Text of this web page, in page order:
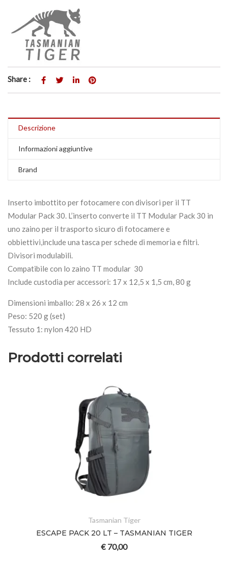
Share :
Descrizione
Informazioni aggiuntive
Brand
Inserto imbottito per fotocamere con divisori per il TT
Modular Pack 30. L’inserto converte il TT Modular Pack 30 in
uno zaino per il trasporto sicuro di fotocamere e
obbiettivi,include una tasca perschede di memoria e filtri.
Divisori modulabili.
Compatibile con lo zaino TT modular 30
Include custodia per accessori: 17 x 12,5 x 1,5 cm, 80 g
Dimensioni imballo: 28 x 26 x 12 cm
Peso: 520 g (set)
Tessuto 1: nylon 420 HD
Prodotti correlati
Tasmanian Tiger
ESCAPE PACK 20 LT – TASMANIAN TIGER
€ 70,00